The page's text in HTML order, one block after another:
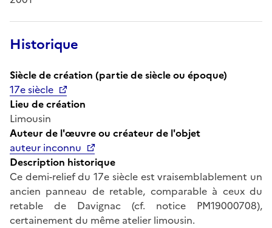
Historique
Siècle de création (partie de siècle ou époque)
17e siècle
Lieu de création
Limousin
Auteur de l'œuvre ou créateur de l'objet
auteur inconnu
Description historique
Ce demi-relief du 17e siècle est vraisemblablement un
ancien panneau de retable, comparable à ceux du
retable de Davignac (cf. notice PM19000708),
certainement du même atelier limousin.